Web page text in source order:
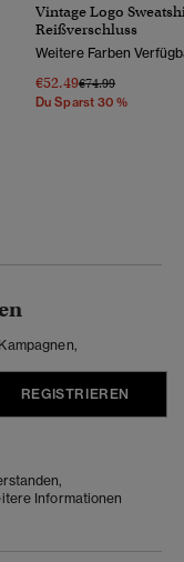
Vintage Logo
Reißverschluss
Weitere Farben
€52.49Preis Wurde
€74.99Bis
Du Sparst 30 %
REGISTRIEREN
Informationen